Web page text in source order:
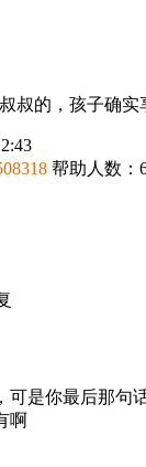
叔的，孩子确实
帮助人数：
可是你最后那句
啊